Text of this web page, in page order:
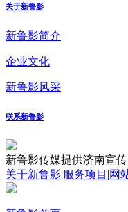
关于新鲁影
新鲁影简介
企业文化
新鲁影风采
联系新鲁影
新鲁影传媒提供济南宣
关于新鲁影|服务项目 |网